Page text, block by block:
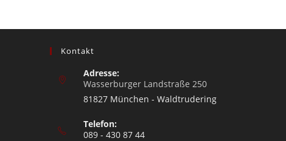
Kontakt
Adresse:
Wasserburger Landstraße 250
81827 München - Waldtrudering
Telefon:
089 - 430 87 44